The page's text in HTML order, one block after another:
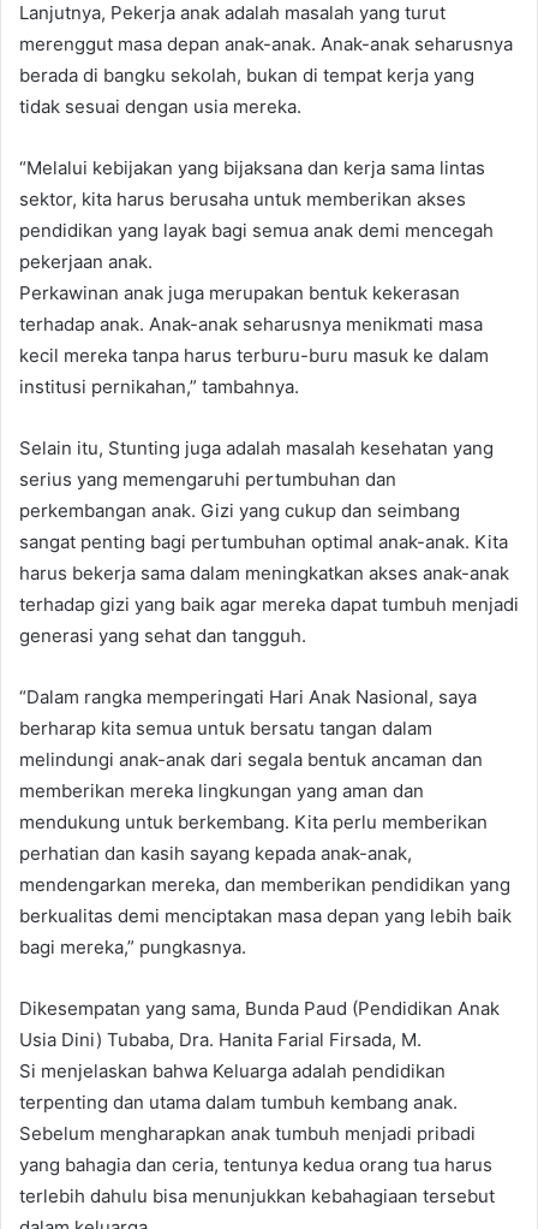
Lanjutnya, Pekerja anak adalah masalah yang turut
merenggut masa depan anak-anak. Anak-anak seharusnya
berada di bangku sekolah, bukan di tempat kerja yang
tidak sesuai dengan usia mereka.
“Melalui kebijakan yang bijaksana dan kerja sama lintas
sektor, kita harus berusaha untuk memberikan akses
pendidikan yang layak bagi semua anak demi mencegah
pekerjaan anak.
Perkawinan anak juga merupakan bentuk kekerasan
terhadap anak. Anak-anak seharusnya menikmati masa
kecil mereka tanpa harus terburu-buru masuk ke dalam
institusi pernikahan,” tambahnya.
Selain itu, Stunting juga adalah masalah kesehatan yang
serius yang memengaruhi pertumbuhan dan
perkembangan anak. Gizi yang cukup dan seimbang
sangat penting bagi pertumbuhan optimal anak-anak. Kita
harus bekerja sama dalam meningkatkan akses anak-anak
terhadap gizi yang baik agar mereka dapat tumbuh menjadi
generasi yang sehat dan tangguh.
“Dalam rangka memperingati Hari Anak Nasional, saya
berharap kita semua untuk bersatu tangan dalam
melindungi anak-anak dari segala bentuk ancaman dan
memberikan mereka lingkungan yang aman dan
mendukung untuk berkembang. Kita perlu memberikan
perhatian dan kasih sayang kepada anak-anak,
mendengarkan mereka, dan memberikan pendidikan yang
berkualitas demi menciptakan masa depan yang lebih baik
bagi mereka,” pungkasnya.
Dikesempatan yang sama, Bunda Paud (Pendidikan Anak
Usia Dini) Tubaba, Dra. Hanita Farial Firsada, M.
Si menjelaskan bahwa Keluarga adalah pendidikan
terpenting dan utama dalam tumbuh kembang anak.
Sebelum mengharapkan anak tumbuh menjadi pribadi
yang bahagia dan ceria, tentunya kedua orang tua harus
terlebih dahulu bisa menunjukkan kebahagiaan tersebut